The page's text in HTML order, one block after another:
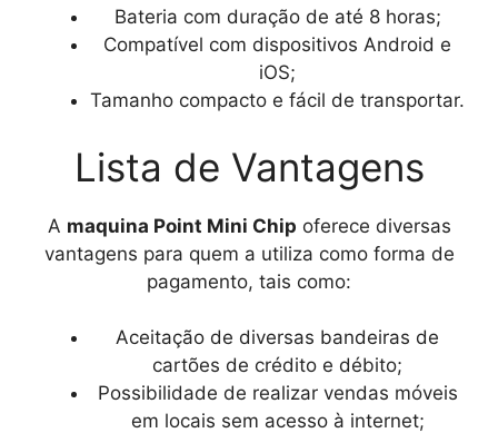
Bateria com duração de até 8 horas;
Compatível com dispositivos Android e
iOS;
Tamanho compacto e fácil de transportar.
Lista de Vantagens
A maquina Point Mini Chip oferece diversas
vantagens para quem a utiliza como forma de
pagamento, tais como:
Aceitação de diversas bandeiras de
cartões de crédito e débito;
Possibilidade de realizar vendas móveis
em locais sem acesso à internet;